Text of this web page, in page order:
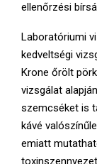
ellenőrzési
Laboratóriumi
kedveltségi
Krone őrölt
vizsgálat
szemcséket is
kávé
emiatt